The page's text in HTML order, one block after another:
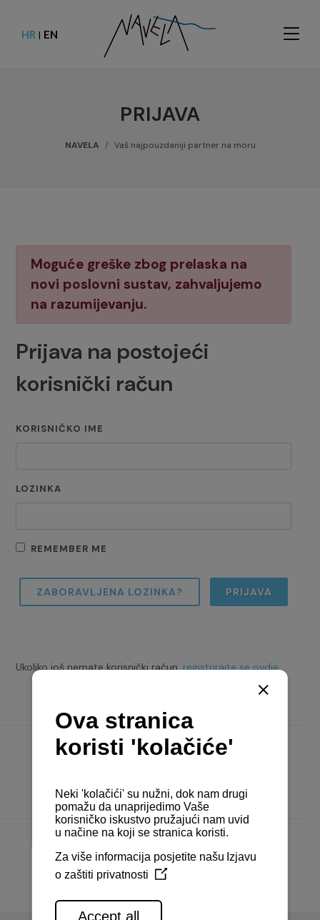
HR | EN
PRIJAVA
NAVELA Vaš najpouzdaniji partner na moru
Moguće greške zbog prelaska na
novi poslovni sustav, zahvaljujemo
na razumijevanju.
Prijava na postojeći
korisnički račun
KORISNIČKO IME
LOZINKA
REMEMBER ME
ZABORAVLJENA LOZINKA? PRIJAVA
Ukoliko još nemate korisnički račun,registrirajte se ovdje.